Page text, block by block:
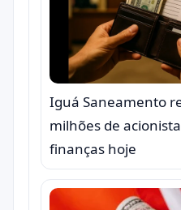
Iguá Saneamento
milhões de
finanças hoje